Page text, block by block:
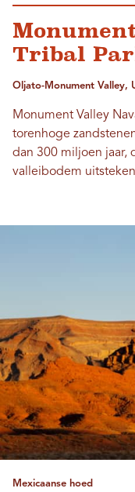
Tribal
Oljato-Monument Valley,
Monument Valley
torenhoge
dan 300 miljoen jaar,
valleibodem
Mexicaanse hoed